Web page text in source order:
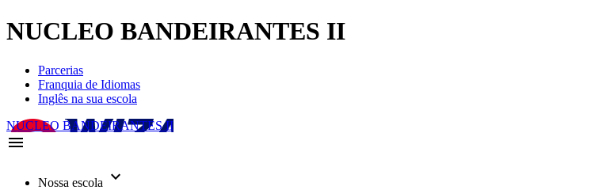
NUCLEO BANDEIRANTES II
Parcerias
Franquia de Idiomas
Inglês na sua escola
NUCLEO BANDEIRANTES II
menu
Nossa escola keyboard_arrow_down